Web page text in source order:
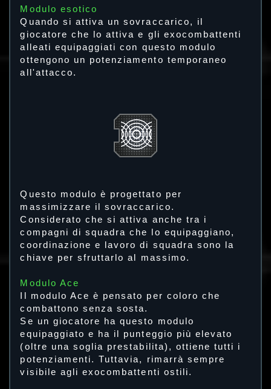
Modulo esotico
Quando si attiva un sovraccarico, il
giocatore che lo attiva e gli exocombattenti
alleati equipaggiati con questo modulo
ottengono un potenziamento temporaneo
all'attacco.
Questo modulo è progettato per
massimizzare il sovraccarico.
Considerato che si attiva anche tra i
compagni di squadra che lo equipaggiano,
coordinazione e lavoro di squadra sono la
chiave per sfruttarlo al massimo.
Modulo Ace
Il modulo Ace è pensato per coloro che
combattono senza sosta.
Se un giocatore ha questo modulo
equipaggiato e ha il punteggio più elevato
(oltre una soglia prestabilita), ottiene tutti i
potenziamenti. Tuttavia, rimarrà sempre
visibile agli exocombattenti ostili.